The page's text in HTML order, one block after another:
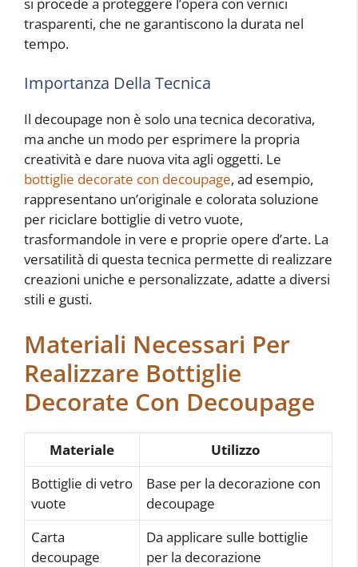
trasparenti, che ne garantiscono la durata nel
tempo.
Importanza Della Tecnica
Il decoupage non è solo una tecnica decorativa,
ma anche un modo per esprimere la propria
creatività e dare nuova vita agli oggetti. Le
bottiglie decorate con decoupage, ad esempio,
rappresentano un’originale e colorata soluzione
per riciclare bottiglie di vetro vuote,
trasformandole in vere e proprie opere d’arte. La
versatilità di questa tecnica permette di realizzare
creazioni uniche e personalizzate, adatte a diversi
stili e gusti.
Materiali Necessari Per
Realizzare Bottiglie
Decorate Con Decoupage
Materiale
Utilizzo
Bottiglie di vetro
vuote
Base per la decorazione con
decoupage
Carta
decoupage
Da applicare sulle bottiglie
per la decorazione